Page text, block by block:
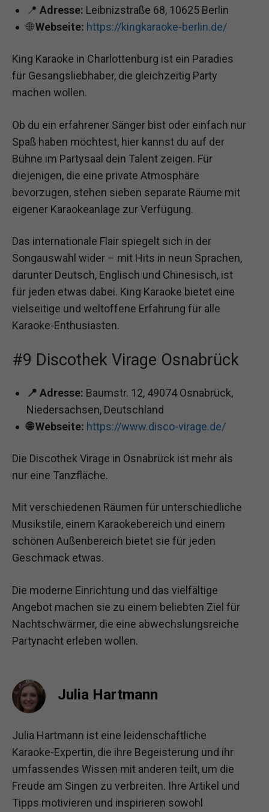
📍 Adresse: Leibnizstraße 68, 10625 Berlin
🌐Webseite: https://kingkaraoke-berlin.de/
King Karaoke in Charlottenburg ist ein Paradies
für Gesangsliebhaber, die gleichzeitig Party
machen wollen.
Ob du ein erfahrener Sänger bist oder einfach nur
Spaß haben möchtest, hier kannst du auf der
Bühne im Partysaal dein Talent zeigen. Für
diejenigen, die eine private Atmosphäre
bevorzugen, stehen sieben separate Räume mit
eigener Karaokeanlage zur Verfügung.
Das internationale Flair spiegelt sich in der
Songauswahl wider – mit Hits in neun Sprachen,
darunter Deutsch, Englisch und Chinesisch, ist
für jeden etwas dabei. King Karaoke bietet eine
vielseitige und weltoffene Erfahrung für alle
Karaoke-Enthusiasten.
#9 Discothek Virage Osnabrück
📍 Adresse: Baumstr. 12, 49074 Osnabrück,
Niedersachsen, Deutschland
🌐 Webseite: https://www.disco-virage.de/
Die Discothek Virage in Osnabrück ist mehr als
nur eine Tanzfläche.
Mit verschiedenen Räumen für unterschiedliche
Musikstile, einem Karaokebereich und einem
schönen Außenbereich bietet sie für jeden
Geschmack etwas.
Die moderne Einrichtung und das vielfältige
Angebot machen sie zu einem beliebten Ziel für
Nachtschwärmer, die eine abwechslungsreiche
Partynacht erleben wollen.
Julia Hartmann
Julia Hartmann ist eine leidenschaftliche
Karaoke-Expertin, die ihre Begeisterung und ihr
umfassendes Wissen mit anderen teilt, um die
Freude am Singen zu verbreiten. Ihre Artikel und
Tipps motivieren und inspirieren sowohl